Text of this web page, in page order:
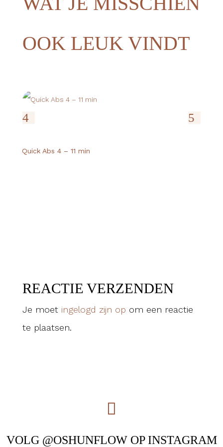
OOK LEUK VINDT
Quick Abs 4 – 11 min
REACTIE VERZENDEN
Je moet ingelogd zijn op om een reactie
te plaatsen.
VOLG @OSHUNFLOW OP INSTAGRAM